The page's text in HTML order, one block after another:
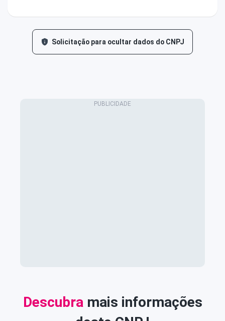
Solicitação para ocultar dados do CNPJ
Descubra mais informações